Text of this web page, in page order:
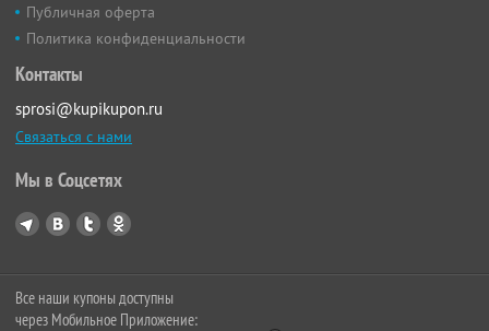
Публичная оферта
Политика конфиденциальности
Контакты
sprosi@kupikupon.ru
Связаться с нами
Мы в Соцсетях
Все наши купоны доступны
через Мобильное Приложение: